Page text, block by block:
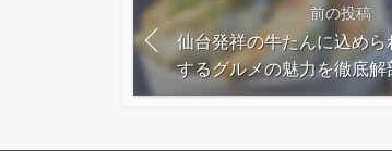
前の投稿
仙台発祥の牛たんに込め
するグルメの魅力を徹底解